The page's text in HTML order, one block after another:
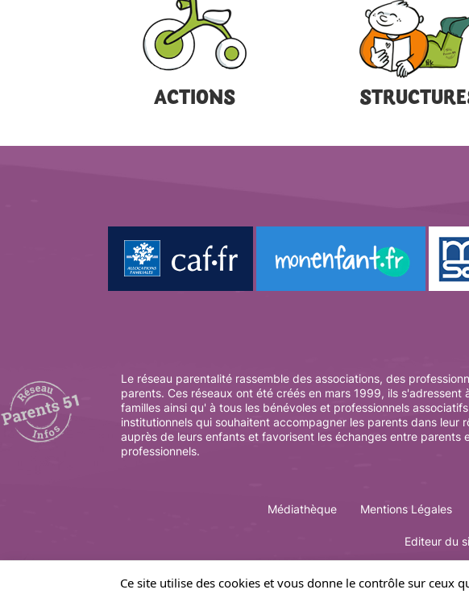
ACTIONS
Le réseau parentalité rassemble des associations, des
parents. Ces réseaux ont été créés en mars 1999, ils s'adressent
familles ainsi qu' à tous les bénévoles et professionnels
institutionnels qui souhaitent accompagner les parents dans leur
auprès de leurs enfants et favorisent les échanges entre parents
professionnels.
Médiathèque Mentions Légales
Editeur du
Ce site utilise des cookies et vous donne le contrôle sur ceux